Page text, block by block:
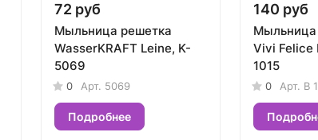
72 руб
Мыльница решетка
WasserKRAFT Leine, K-
5069
0 Арт. 5069
Подробнее
140 руб
Мыльница
Vivi Felice
1015
0 Арт. B